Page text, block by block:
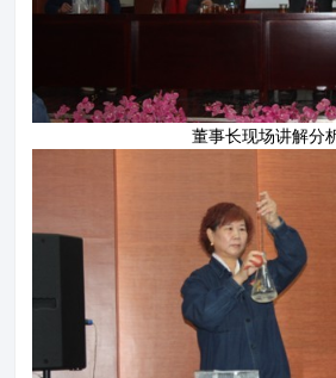
董事长现场讲解分
分公司
企业文化
资质荣誉
联系我们